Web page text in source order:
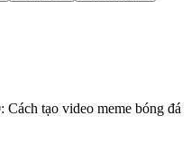
tạo video meme bóng đá